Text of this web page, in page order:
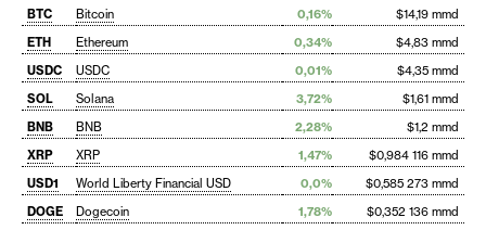
BTC Bitcoin 0,16%
$14,19 mmd
ETH
Ethereum 0,34%
$4,83 mmd
USDC
USDC 0,01%
$4,35 mmd
SOL
Solana 3,72%
$1,61 mmd
BNB
BNB 2,28%
$1,2 mmd
XRP
XRP 1,47%
$0,984 116 mmd
USD1
World Liberty Financial USD 0,0%
$0,585 273 mmd
DOGE
Dogecoin 1,78%
$0,352 136 mmd